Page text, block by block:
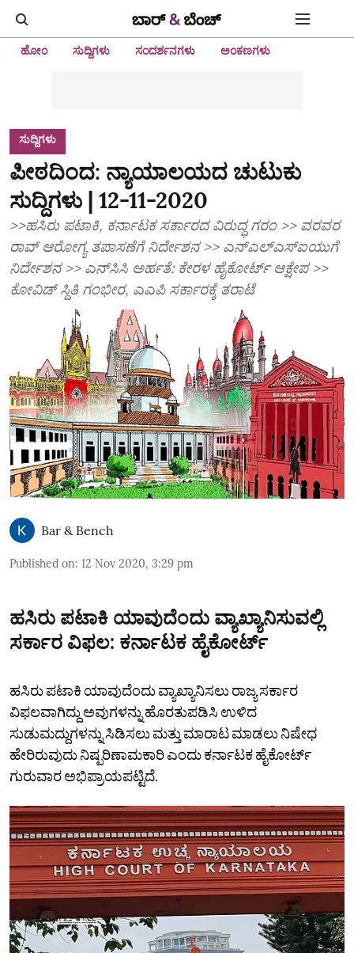
ಹೋಂ ಸುದ್ದಿಗಳು ಸಂದರ್ಶನಗಳು ಅಂಕಣಗಳು
ಸುದ್ದಿಗಳು
ಪೀಠದಿಂದ: ನ್ಯಾಯಾಲಯದ ಚುಟುಕು
ಸುದ್ದಿಗಳು | 12-11-2020
>>ಹಸಿರು ಪಟಾಕಿ, ಕರ್ನಾಟಕ ಸರ್ಕಾರದ ವಿರುದ್ಧ ಗರಂ >> ವರವರ
ರಾವ್‌ ಆರೋಗ್ಯ ತಪಾಸಣೆಗೆ ನಿರ್ದೇಶನ >> ಎನ್ಎಲ್ಎಸ್ಐಯುಗೆ
ನಿರ್ದೇಶನ >> ಎನ್‌ಸಿಸಿ ಅರ್ಹತೆ: ಕೇರಳ ಹೈಕೋರ್ಟ್‌ ಆಕ್ಷೇಪ >>
ಕೋವಿಡ್‌ ಸ್ಥಿತಿ ಗಂಭೀರ, ಎಎಪಿ ಸರ್ಕಾರಕ್ಕೆ ತರಾಟೆ
Bar & Bench
Published on: 12 Nov 2020, 3:29 pm
ಹಸಿರು ಪಟಾಕಿ ಯಾವುದೆಂದು ವ್ಯಾಖ್ಯಾನಿಸುವಲ್ಲಿ
ಸರ್ಕಾರ ವಿಫಲ: ಕರ್ನಾಟಕ ಹೈಕೋರ್ಟ್‌
ಹಸಿರು ಪಟಾಕಿ ಯಾವುದೆಂದು ವ್ಯಾಖ್ಯಾನಿಸಲು ರಾಜ್ಯ ಸರ್ಕಾರ
ವಿಫಲವಾಗಿದ್ದು ಅವುಗಳನ್ನು ಹೊರತುಪಡಿಸಿ ಉಳಿದ
ಸುಡುಮದ್ದುಗಳನ್ನು ಸಿಡಿಸಲು ಮತ್ತು ಮಾರಾಟ ಮಾಡಲು ನಿಷೇಧ
ಹೇರಿರುವುದು ನಿಷ್ಪರಿಣಾಮಕಾರಿ ಎಂದು ಕರ್ನಾಟಕ ಹೈಕೋರ್ಟ್‌
ಗುರುವಾರ ಅಭಿಪ್ರಾಯಪಟ್ಟಿದೆ.